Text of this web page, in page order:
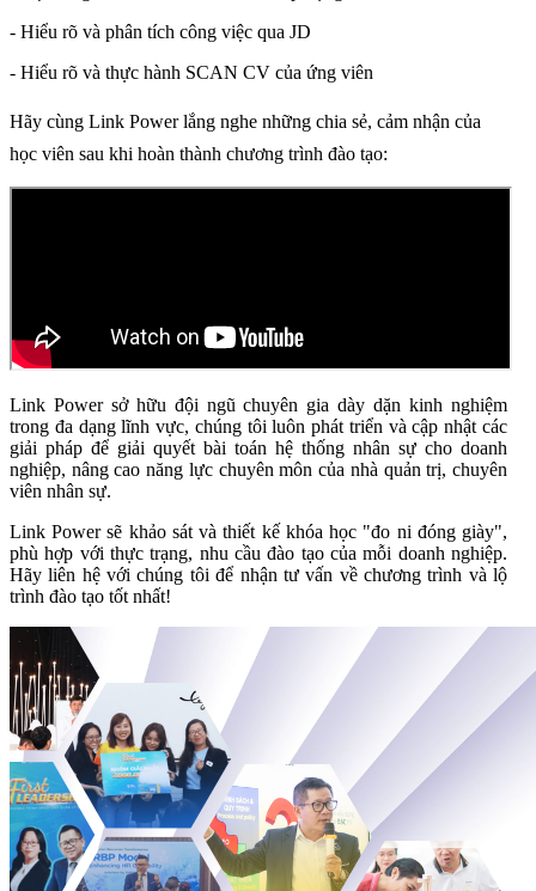
- Hiểu rõ và phân tích công việc qua JD
- Hiểu rõ và thực hành SCAN CV của ứng viên
Hãy cùng Link Power lắng nghe những chia sẻ, cảm nhận của
học viên sau khi hoàn thành chương trình đào tạo:
Link Power sở hữu đội ngũ chuyên gia dày dặn kinh nghiệm
trong đa dạng lĩnh vực, chúng tôi luôn phát triển và cập nhật các
giải pháp để giải quyết bài toán hệ thống nhân sự cho doanh
nghiệp, nâng cao năng lực chuyên môn của nhà quản trị, chuyên
viên nhân sự.
Link Power sẽ khảo sát và thiết kế khóa học "đo ni đóng giày",
phù hợp với thực trạng, nhu cầu đào tạo của mỗi doanh nghiệp.
Hãy liên hệ với chúng tôi để nhận tư vấn về chương trình và lộ
trình đào tạo tốt nhất!